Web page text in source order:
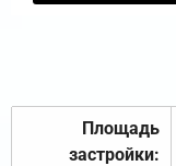
Площадь
застройки: